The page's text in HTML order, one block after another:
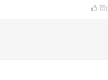
赞(